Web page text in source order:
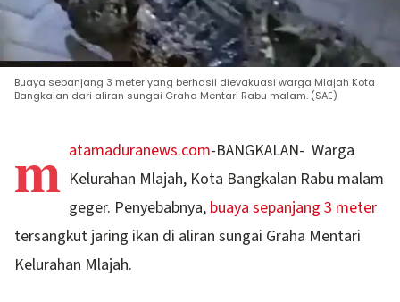
Buaya sepanjang 3 meter yang berhasil dievakuasi warga Mlajah Kota
Bangkalan dari aliran sungai Graha Mentari Rabu malam. (SAE)
m atamaduranews.com-BANGKALAN- Warga
Kelurahan Mlajah, Kota Bangkalan Rabu malam
geger. Penyebabnya, buaya sepanjang 3 meter
tersangkut jaring ikan di aliran sungai Graha Mentari
Kelurahan Mlajah.